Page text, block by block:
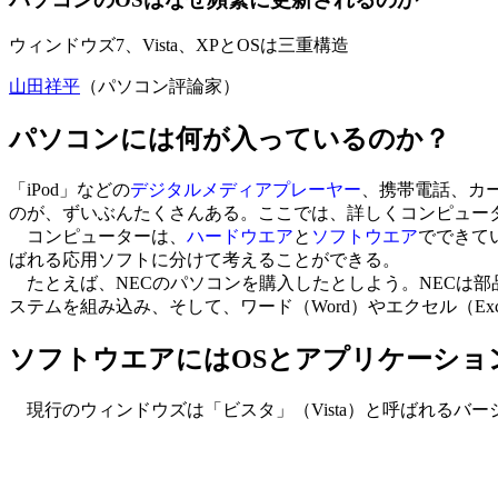
ウィンドウズ7、Vista、XPとOSは三重構造
山田祥平 （パソコン評論家）
パソコンには何が入っているのか？
「iPod」などのデジタルメディアプレーヤー 、携帯電話、
のが、ずいぶんたくさんある。ここでは、詳しくコンピュ
コンピューターは、 ハードウエアと ソフトウエアでできて
ばれる応用ソフトに分けて考えることができる。
たとえば、NECのパソコンを購入したとしよう。NECは
ステムを組み込み、そして、ワード（Word）やエクセル（
ソフトウエアにはOSとアプリケーショ
現行のウィンドウズは「ビスタ」（Vista）と呼ばれるバー